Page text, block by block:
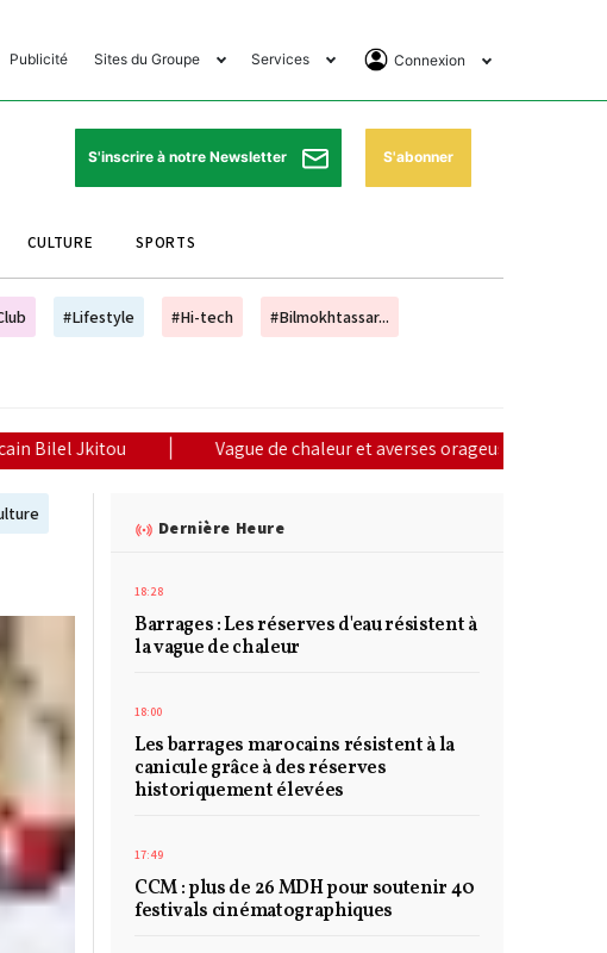
Publicité Sites du Groupe
Club Avantages
Le Matin Sports
Le Matin Store
Le Matin Annonces
Services
Horaires de prières
Pharmacies de garde
Programme TV
Cinéma
Connexion
Se Connecter
Abonnement
S'inscrire à notre Newsletter S'abonner
CULTURE SPORTS
#Lifestyle #Hi-tech #Bilmokhtassar...
Vague de chaleur et averses orageuses de mercredi à vendredi (alerte
Dernière Heure
18:28
Barrages : Les réserves d'eau résistent à
la vague de chaleur
18:00
Les barrages marocains résistent à la
canicule grâce à des réserves
historiquement élevées
17:49
CCM : plus de 26 MDH pour soutenir 40
festivals cinématographiques